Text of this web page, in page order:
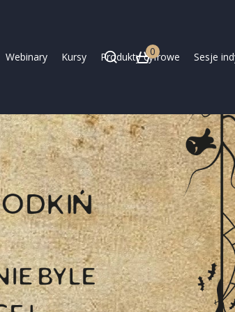
Webinary Kursy Produkty cyfrowe Sesje
0